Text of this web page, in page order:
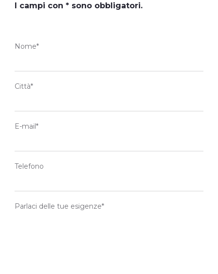
I campi con * sono obbligatori.
Nome*
Città*
E-mail*
Telefono
Parlaci delle tue esigenze*